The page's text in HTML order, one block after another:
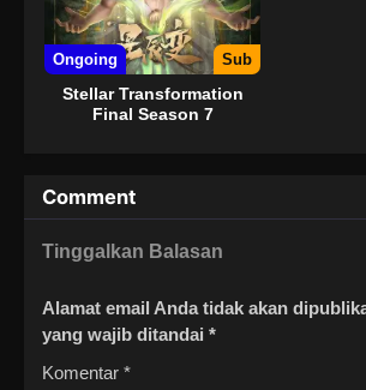
Ongoing Sub
Stellar Transformation
Final Season 7
Comment
Tinggalkan Balasan
Alamat email Anda tidak akan
yang wajib ditandai *
Komentar *